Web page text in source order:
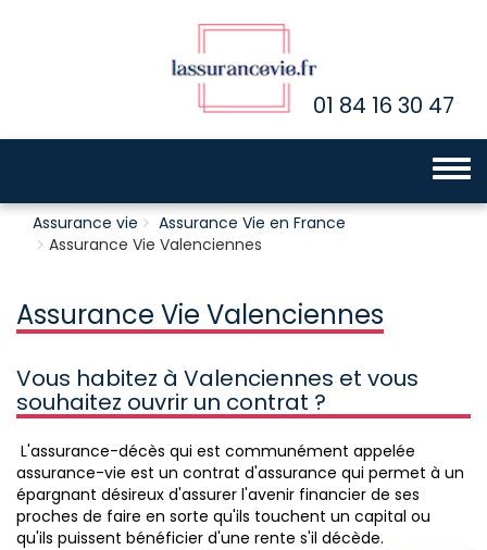
01 84 16 30 47
Toggle
Assurance vie
Assurance Vie en France
Assurance Vie Valenciennes
Assurance Vie Valenciennes
Vous habitez à Valenciennes et vous
souhaitez ouvrir un contrat ?
L'assurance-décès qui est communément appelée
assurance-vie est un contrat d'assurance qui permet à un
épargnant désireux d'assurer l'avenir financier de ses
proches de faire en sorte qu'ils touchent un capital ou
qu'ils puissent bénéficier d'une rente s'il décède.